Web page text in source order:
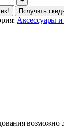
Получить
Аксессуары и
возможно